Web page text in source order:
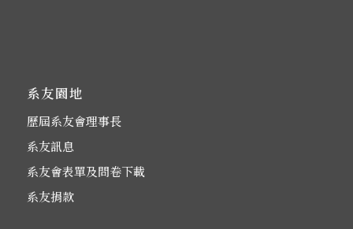
系友園地
歷屆系友會理事長
系友訊息
系友會表單及問卷下載
系友捐款